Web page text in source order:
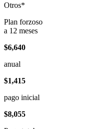
Otros*
Plan forzoso
a 12 meses
$6,640
anual
$1,415
pago inicial
$8,055